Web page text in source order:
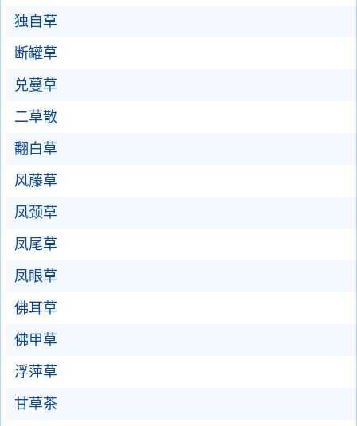
独自草
断罐草
兑蔓草
二草散
翻白草
风藤草
凤颈草
凤尾草
凤眼草
佛耳草
佛甲草
浮萍草
甘草茶